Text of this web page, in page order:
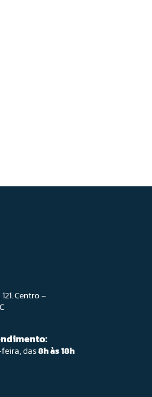
Centro –
das8h às 18h